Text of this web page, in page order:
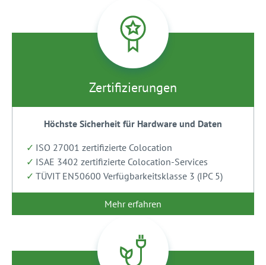
Zertifizierungen
Höchste Sicherheit für Hardware und Daten
ISO 27001 zertifizierte Colocation
ISAE 3402 zertifizierte Colocation-Services
TÜVIT EN50600 Verfügbarkeitsklasse 3 (IPC 5)
Mehr erfahren